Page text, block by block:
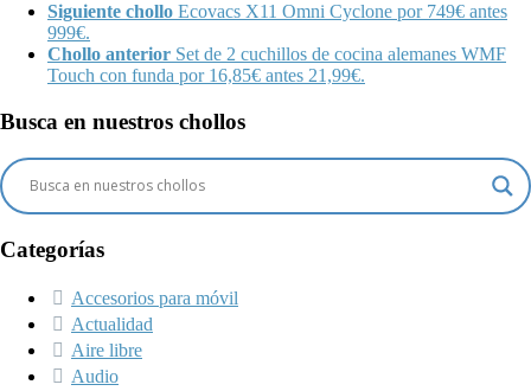
Siguiente chollo Ecovacs X11 Omni Cyclone por 749€ antes
999€.
Chollo anterior Set de 2 cuchillos de cocina alemanes WMF
Touch con funda por 16,85€ antes 21,99€.
Busca en nuestros chollos
Categorías
Accesorios para móvil
Actualidad
Aire libre
Audio